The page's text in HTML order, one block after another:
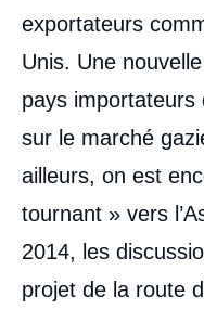
exportateurs
Unis. Une
pays importateurs
sur le marché
ailleurs, on est
tournant » vers
2014, les
projet de la route